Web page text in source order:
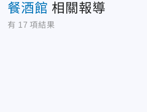
餐酒館 相關報導
有 17 項結果